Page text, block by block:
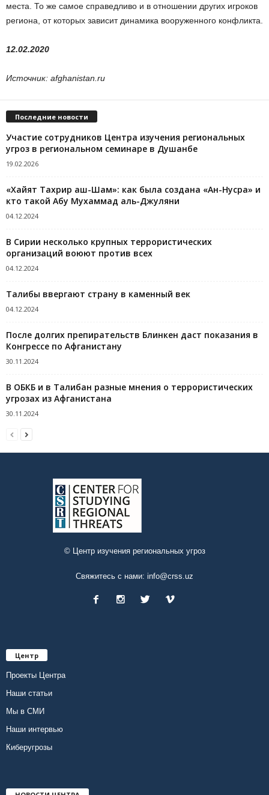
места. То же самое справедливо и в отношении других игроков
региона, от которых зависит динамика вооруженного конфликта.
12.02.2020
Источник: afghanistan.ru
Последние новости
Участие сотрудников Центра изучения региональных
угроз в региональном семинаре в Душанбе
19.02.2026
«Хайят Тахрир аш-Шам»: как была создана «Ан-Нусра» и
кто такой Абу Мухаммад аль-Джуляни
04.12.2024
В Сирии несколько крупных террористических
организаций воюют против всех
04.12.2024
Талибы ввергают страну в каменный век
04.12.2024
После долгих препирательств Блинкен даст показания в
Конгрессе по Афганистану
30.11.2024
В ОБКБ и в Талибан разные мнения о террористических
угрозах из Афганистана
30.11.2024
© Центр изучения региональных угроз
Свяжитесь с нами: info@crss.uz
Центр
Проекты Центра
Наши статьи
Мы в СМИ
Наши интервью
Киберугрозы